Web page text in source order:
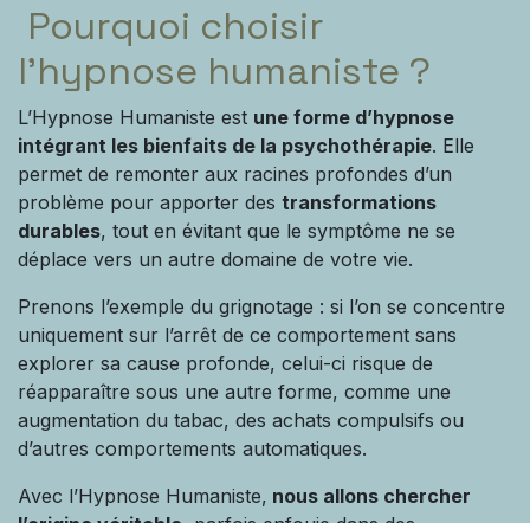
Pourquoi choisir
l'hypnose humaniste ?
L’Hypnose Humaniste est une forme d’hypnose
intégrant les bienfaits de la psychothérapie. Elle
permet de remonter aux racines profondes d’un
problème pour apporter des transformations
durables, tout en évitant que le symptôme ne se
déplace vers un autre domaine de votre vie.
Prenons l’exemple du grignotage : si l’on se concentre
uniquement sur l’arrêt de ce comportement sans
explorer sa cause profonde, celui-ci risque de
réapparaître sous une autre forme, comme une
augmentation du tabac, des achats compulsifs ou
d’autres comportements automatiques.
Avec l’Hypnose Humaniste, nous allons chercher